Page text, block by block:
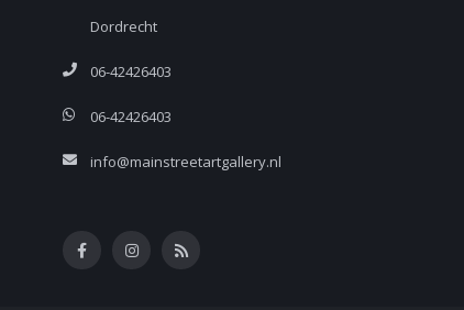
Dordrecht
06-42426403
06-42426403
info@mainstreetartgallery.nl